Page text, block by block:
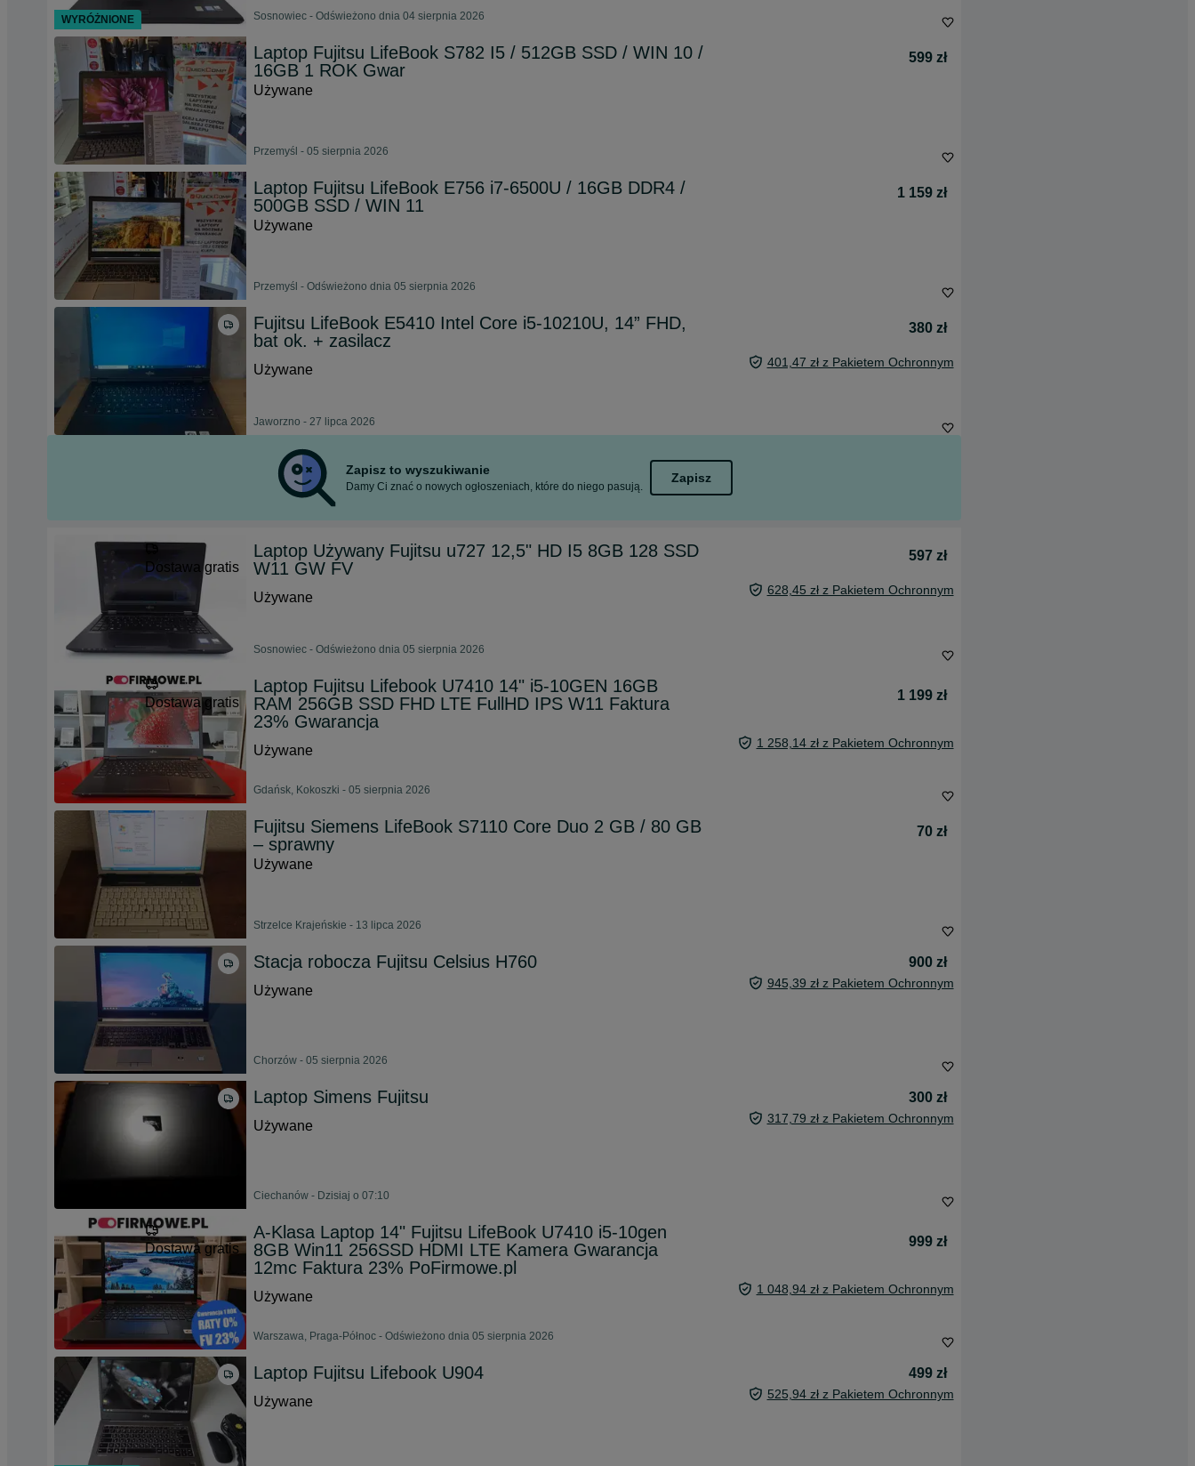
Sosnowiec - Odświeżono dnia 04 sierpnia 2026
Laptop Fujitsu LifeBook S782 I5 / 512GB SSD / WIN 10 /
16GB 1 ROK Gwar
599 zł
Używane
Przemyśl - 05 sierpnia 2026
Laptop Fujitsu LifeBook E756 i7-6500U / 16GB DDR4 /
500GB SSD / WIN 11
1 159 zł
Używane
Przemyśl - Odświeżono dnia 05 sierpnia 2026
Fujitsu LifeBook E5410 Intel Core i5-10210U, 14” FHD,
bat ok. + zasilacz
380 zł
Używane 401,47 zł z Pakietem Ochronnym
Jaworzno - 27 lipca 2026
Zapisz to wyszukiwanie
Damy Ci znać o nowych ogłoszeniach, które do niego pasują.
Zapisz
Dostawa gratis
Laptop Używany Fujitsu u727 12,5" HD I5 8GB 128 SSD
W11 GW FV
597 zł
Używane 628,45 zł z Pakietem Ochronnym
Sosnowiec - Odświeżono dnia 05 sierpnia 2026
Dostawa gratis
Laptop Fujitsu Lifebook U7410 14" i5-10GEN 16GB
RAM 256GB SSD FHD LTE FullHD IPS W11 Faktura
23% Gwarancja
1 199 zł
Używane 1 258,14 zł z Pakietem Ochronnym
Gdańsk, Kokoszki - 05 sierpnia 2026
Fujitsu Siemens LifeBook S7110 Core Duo 2 GB / 80 GB
– sprawny
70 zł
Używane
Strzelce Krajeńskie - 13 lipca 2026
Stacja robocza Fujitsu Celsius H760
900 zł
Używane
945,39 zł z Pakietem Ochronnym
Chorzów - 05 sierpnia 2026
Laptop Simens Fujitsu
300 zł
Używane
317,79 zł z Pakietem Ochronnym
Ciechanów - Dzisiaj o 07:10
Dostawa gratis
A-Klasa Laptop 14" Fujitsu LifeBook U7410 i5-10gen
8GB Win11 256SSD HDMI LTE Kamera Gwarancja
12mc Faktura 23% PoFirmowe.pl
999 zł
Używane 1 048,94 zł z Pakietem Ochronnym
Warszawa, Praga-Północ - Odświeżono dnia 05 sierpnia 2026
Laptop Fujitsu Lifebook U904
499 zł
Używane
525,94 zł z Pakietem Ochronnym
WYRÓŻNIONE